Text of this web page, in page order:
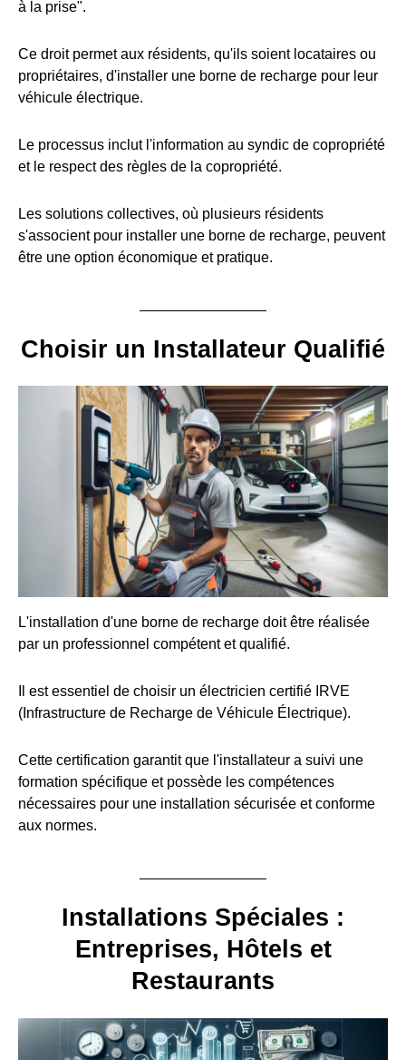
à la prise".
Ce droit permet aux résidents, qu'ils soient locataires ou
propriétaires, d'installer une borne de recharge pour leur
véhicule électrique.
Le processus inclut l'information au syndic de copropriété
et le respect des règles de la copropriété.
Les solutions collectives, où plusieurs résidents
s'associent pour installer une borne de recharge, peuvent
être une option économique et pratique.
Choisir un Installateur Qualifié
L'installation d'une borne de recharge doit être réalisée
par un professionnel compétent et qualifié.
Il est essentiel de choisir un électricien certifié IRVE
(Infrastructure de Recharge de Véhicule Électrique).
Cette certification garantit que l'installateur a suivi une
formation spécifique et possède les compétences
nécessaires pour une installation sécurisée et conforme
aux normes.
Installations Spéciales :
Entreprises, Hôtels et
Restaurants